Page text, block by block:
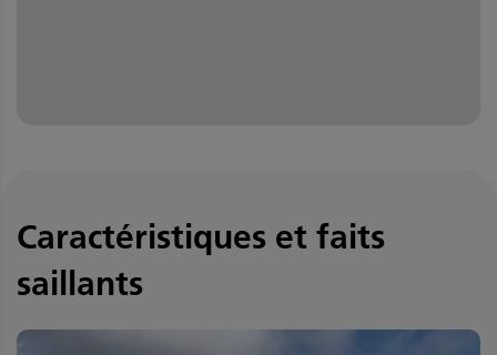
Caractéristiques et faits
saillants